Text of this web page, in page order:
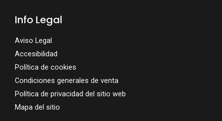
Info Legal
Aviso Legal
Accesibilidad
Política de cookies
Condiciones generales de venta
Política de privacidad del sitio web
Mapa del sitio